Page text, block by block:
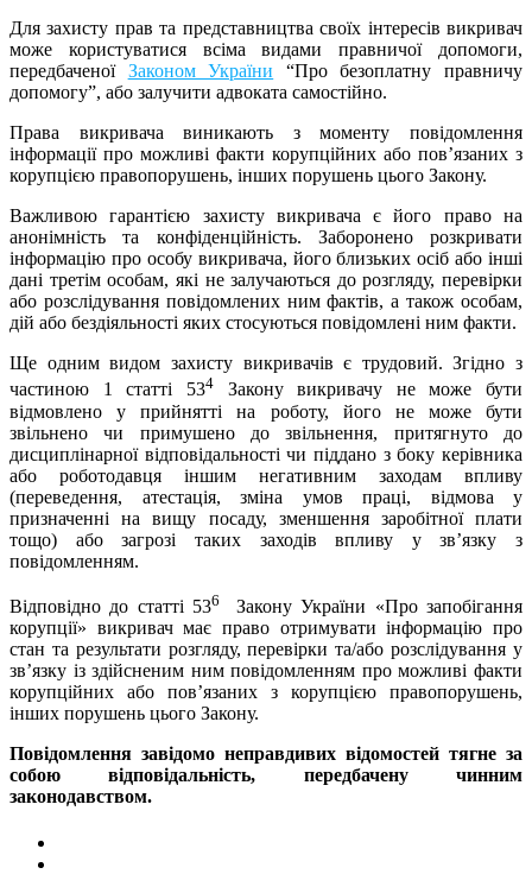
Для захисту прав та представництва своїх інтересів викривач
може користуватися всіма видами правничої допомоги,
передбаченої Законом України “Про безоплатну правничу
допомогу”, або залучити адвоката самостійно.
Права викривача виникають з моменту повідомлення
інформації про можливі факти корупційних або пов’язаних з
корупцією правопорушень, інших порушень цього Закону.
Важливою гарантією захисту викривача є його право на
анонімність та конфіденційність. Заборонено розкривати
інформацію про особу викривача, його близьких осіб або інші
дані третім особам, які не залучаються до розгляду, перевірки
або розслідування повідомлених ним фактів, а також особам,
дій або бездіяльності яких стосуються повідомлені ним факти.
Ще одним видом захисту викривачів є трудовий. Згідно з
частиною 1 статті 534Закону викривачу не може бути
відмовлено у прийнятті на роботу, його не може бути
звільнено чи примушено до звільнення, притягнуто до
дисциплінарної відповідальності чи піддано з боку керівника
або роботодавця іншим негативним заходам впливу
(переведення, атестація, зміна умов праці, відмова у
призначенні на вищу посаду, зменшення заробітної плати
тощо) або загрозі таких заходів впливу у зв’язку з
повідомленням.
Відповідно до статті 536
Закону України «Про запобігання
корупції» викривач має право отримувати інформацію про
стан та результати розгляду, перевірки та/або розслідування у
зв’язку із здійсненим ним повідомленням про можливі факти
корупційних або пов’язаних з корупцією правопорушень,
інших порушень цього Закону.
Повідомлення завідомо неправдивих відомостей тягне за
собою відповідальність, передбачену чинним
законодавством.